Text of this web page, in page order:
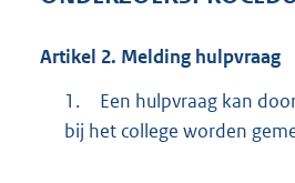
Artikel 2. Melding hulpvraag
1.
Een hulpvraag kan
bij het college worden